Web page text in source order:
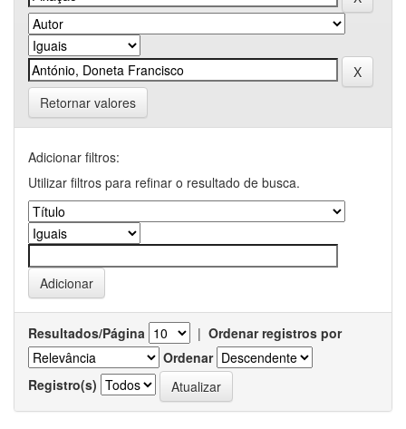
Retornar valores
Adicionar filtros:
Utilizar filtros para refinar o resultado de busca.
Resultados/Página | Ordenar registros por
Ordenar
Registro(s)